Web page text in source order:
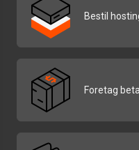
Bestil
Foretag